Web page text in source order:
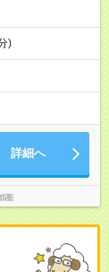
)
詳細へ
圏